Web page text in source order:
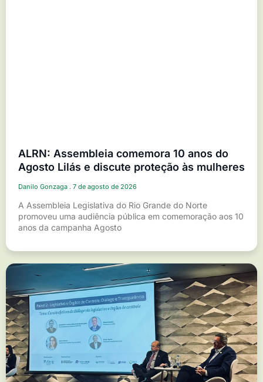
ALRN: Assembleia comemora 10 anos do
Agosto Lilás e discute proteção às mulheres
Danilo Gonzaga 7 de agosto de 2026
A Assembleia Legislativa do Rio Grande do Norte
promoveu uma audiência pública em comemoração aos 10
anos da campanha Agosto